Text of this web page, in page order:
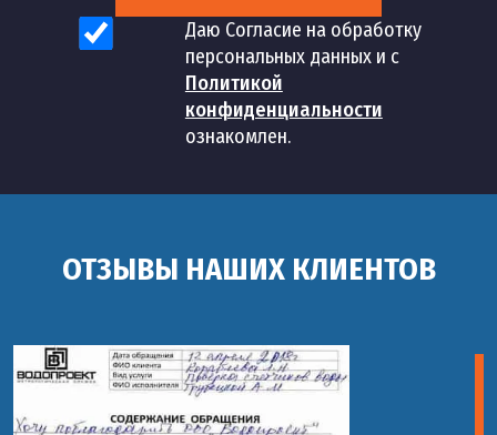
Даю Согласие на обработку
персональных данных и с
Политикой
конфиденциальности
ознакомлен.
ОТЗЫВЫ НАШИХ КЛИЕНТОВ